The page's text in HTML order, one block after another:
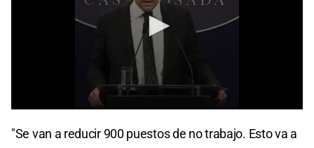
of
"Se van a reducir 900 puestos de no trabajo. Esto va a